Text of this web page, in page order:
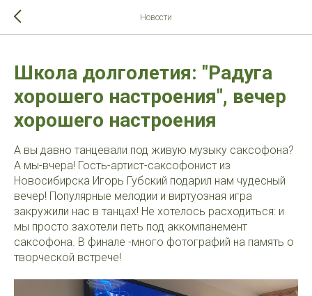
Новости
Школа долголетия: "Радуга
хорошего настроения", вечер
хорошего настроения
А вы давно танцевали под живую музыку саксофона?
А мы-вчера! Гость-артист-саксофонист из
Новосибирска Игорь Губский подарил нам чудесный
вечер! Популярные мелодии и виртуозная игра
закружили нас в танцах! Не хотелось расходиться: и
мы просто захотели петь под аккомпанемент
саксофона. В финале -много фотографий на память о
творческой встрече!